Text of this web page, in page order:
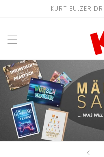
KURT EULZER